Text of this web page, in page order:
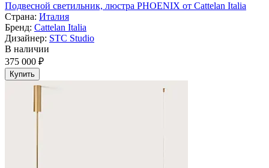
Подвесной светильник, люстра PHOENIX от Cattelan Italia
Страна: Италия
Бренд: Cattelan Italia
Дизайнер: STC Studio
В наличии
375 000 ₽
Купить